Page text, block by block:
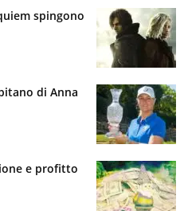
spingono
di Anna
e profitto